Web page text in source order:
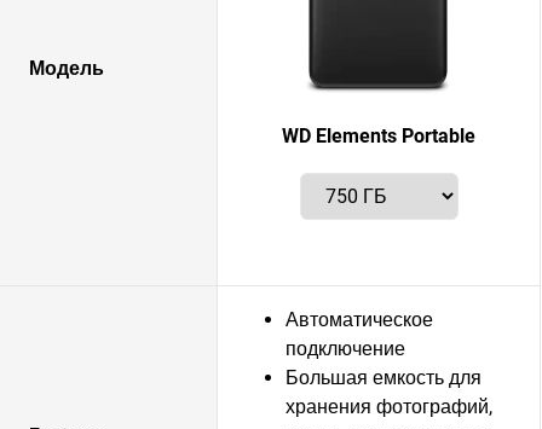
Модель
WD Elements Portable
Автоматическое
подключение
Большая емкость для
хранения фотографий,